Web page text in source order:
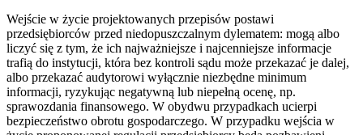
Wejście w życie projektowanych przepisów postawi
przedsiębiorców przed niedopuszczalnym dylematem: mogą albo
liczyć się z tym, że ich najważniejsze i najcenniejsze informacje
trafią do instytucji, która bez kontroli sądu może przekazać je dalej,
albo przekazać audytorowi wyłącznie niezbędne minimum
informacji, ryzykując negatywną lub niepełną ocenę, np.
sprawozdania finansowego. W obydwu przypadkach ucierpi
bezpieczeństwo obrotu gospodarczego. W przypadku wejścia w